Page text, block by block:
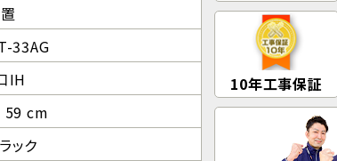
33AG
IH
59 cm
ック
10年工事保証